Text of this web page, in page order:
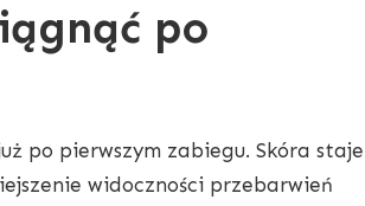
po
po pierwszym zabiegu. Skóra staje
widoczności przebarwień